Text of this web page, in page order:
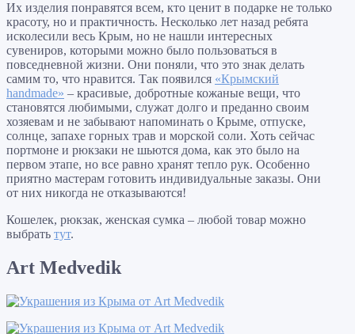
Их изделия понравятся всем, кто ценит в подарке не только
красоту, но и практичность. Несколько лет назад ребята
исколесили весь Крым, но не нашли интересных
сувениров, которыми можно было пользоваться в
повседневной жизни. Они поняли, что это знак делать
самим то, что нравится. Так появился «Крымский
handmade» – красивые, добротные кожаные вещи, что
становятся любимыми, служат долго и преданно своим
хозяевам и не забывают напоминать о Крыме, отпуске,
солнце, запахе горных трав и морской соли. Хоть сейчас
портмоне и рюкзаки не шьются дома, как это было на
первом этапе, но все равно хранят тепло рук. Особенно
приятно мастерам готовить индивидуальные заказы. Они
от них никогда не отказываются!
Кошелек, рюкзак, женская сумка – любой товар можно
выбрать тут.
Art Medvedik